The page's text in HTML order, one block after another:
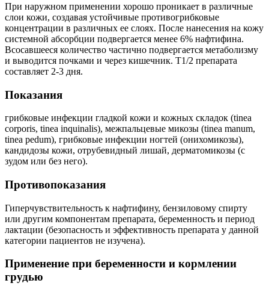
При наружном применении хорошо проникает в различные
слои кожи, создавая устойчивые противогрибковые
концентрации в различных ее слоях. После нанесения на кожу
системной абсорбции подвергается менее 6% нафтифина.
Всосавшееся количество частично подвергается метаболизму
и выводится почками и через кишечник. T1/2 препарата
составляет 2-3 дня.
Показания
грибковые инфекции гладкой кожи и кожных складок (tinea
corporis, tinea inquinalis), межпальцевые микозы (tinea manum,
tinea pedum), грибковые инфекции ногтей (онихомикозы),
кандидозы кожи, отрубевидный лишай, дерматомикозы (с
зудом или без него).
Противопоказания
Гиперчувствительность к нафтифину, бензиловому спирту
или другим компонентам препарата, беременность и период
лактации (безопасность и эффективность препарата у данной
категории пациентов не изучена).
Применение при беременности и кормлении
грудью